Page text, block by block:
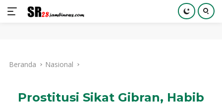
kontenBeranda Nasional
Prostitusi Sikat Gibran, Habib